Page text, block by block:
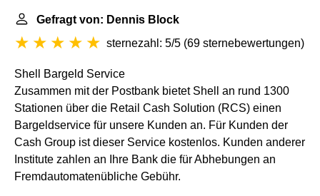
Gefragt von: Dennis Block
sternezahl: 5/5 (69 sternebewertungen)
Shell Bargeld Service
Zusammen mit der Postbank bietet Shell an rund 1300
Stationen über die Retail Cash Solution (RCS) einen
Bargeldservice für unsere Kunden an. Für Kunden der
Cash Group ist dieser Service kostenlos. Kunden anderer
Institute zahlen an Ihre Bank die für Abhebungen an
Fremdautomatenübliche Gebühr.